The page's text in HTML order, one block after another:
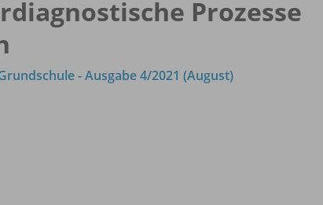
Prozesse
- Ausgabe 4/2021 (August)